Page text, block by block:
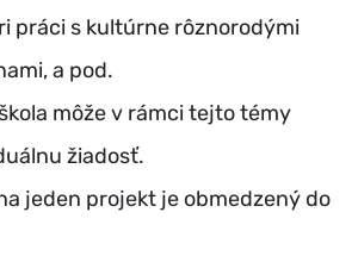
práci s kultúrne rôznorodými
a pod.
môže v rámci tejto témy
žiadosť.
jeden projekt je obmedzený do